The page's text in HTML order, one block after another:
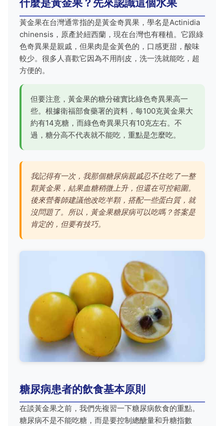
什麼是黃金果？先來認識這個水果
黃金果在台灣通常指的是黃金奇異果，學名是Actinidia
chinensis，原產於紐西蘭，現在台灣也有種植。它跟綠
色奇異果是親戚，但果肉是金黃色的，口感更甜，酸味
較少。很多人喜歡它因為不用削皮，洗一洗就能吃，超
方便的。
但要注意，黃金果的糖分確實比綠色奇異果高一
些。根據衛福部食藥署的資料，每100克黃金果大
約有14克糖，而綠色奇異果只有10克左右。不
過，糖分高不代表就不能吃，重點是怎麼吃。
我記得有一次，我那個糖尿病親戚忍不住吃了一整
顆黃金果，結果血糖稍微上升，但還在可控範圍。
後來營養師建議他改吃半顆，搭配一些蛋白質，就
沒問題了。所以，黃金果糖尿病可以吃嗎？答案是
肯定的，但要有技巧。
糖尿病患者的飲食基本原則
在談黃金果之前，我們先複習一下糖尿病飲食的重點。
糖尿病不是不能吃糖，而是要控制總醣量和升糖指數